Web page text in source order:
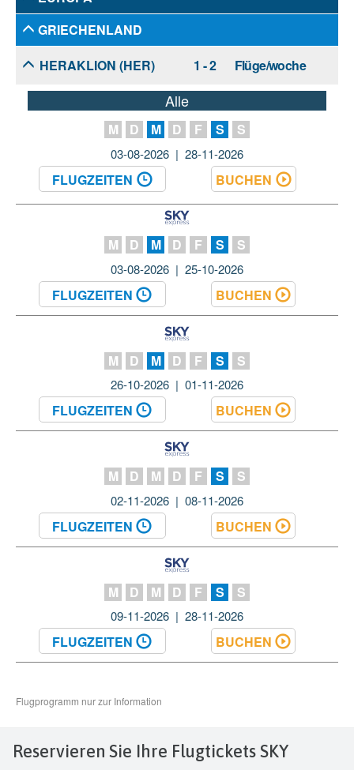
Reservieren Sie Ihre Flugtickets SKY